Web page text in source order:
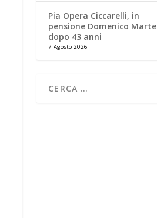
Pia Opera Ciccarelli, in
pensione Domenico Marte
dopo 43 anni
7 Agosto 2026